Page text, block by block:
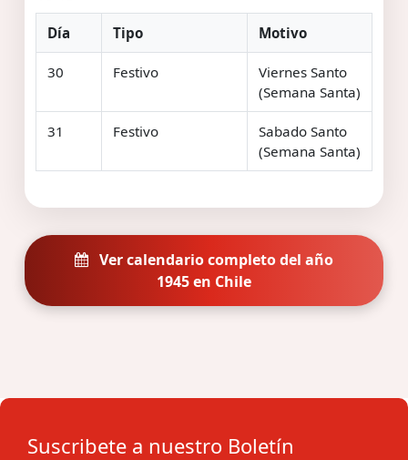
Día Tipo Motivo
30 Festivo
Viernes Santo
(Semana Santa)
31 Festivo
Sabado Santo
(Semana Santa)
Ver calendario completo del año
1945 en Chile
Suscribete a nuestro Boletín